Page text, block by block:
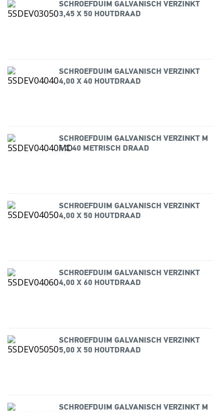
SCHROEFDUIM GALVANISCH VERZINKT
3,45 X 50 HOUTDRAAD
SCHROEFDUIM GALVANISCH VERZINKT
4,00 X 40 HOUTDRAAD
SCHROEFDUIM GALVANISCH VERZINKT M
4 X 40 METRISCH DRAAD
SCHROEFDUIM GALVANISCH VERZINKT
4,00 X 50 HOUTDRAAD
SCHROEFDUIM GALVANISCH VERZINKT
4,00 X 60 HOUTDRAAD
SCHROEFDUIM GALVANISCH VERZINKT
5,00 X 50 HOUTDRAAD
SCHROEFDUIM GALVANISCH VERZINKT M